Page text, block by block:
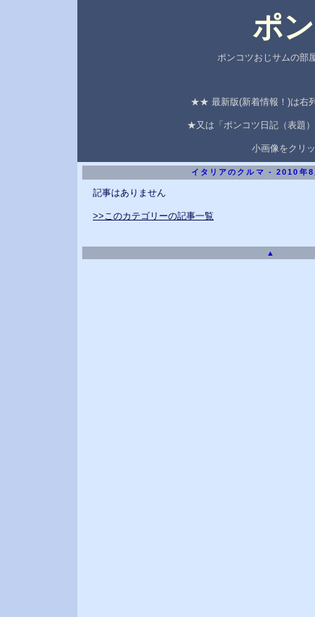
ポ
ポンコツおじサムの部
★★ 最新版(新着情報！)は右
★又は「ポンコツ日記（表題
小画像をクリ
イタリアのクルマ - 2010年8
記事はありません
>>このカテゴリーの記事一覧
▲